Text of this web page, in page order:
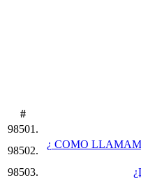
#
98501.
98502.
¿ COMO
98503.